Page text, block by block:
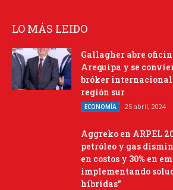
LO MÁS LEIDO
Gallagher abre
Arequipa y se
bróker
región sur
ECONOMÍA 25 abril, 2024
Aggreko en ARPEL
petróleo y gas
en costos y 30% en
implementando
híbridas”